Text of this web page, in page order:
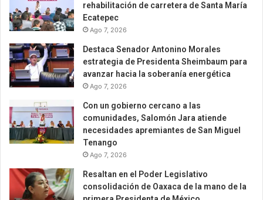
rehabilitación de carretera de Santa María
Ecatepec
Ago 7, 2026
Destaca Senador Antonino Morales
estrategia de Presidenta Sheimbaum para
avanzar hacia la soberanía energética
Ago 7, 2026
Con un gobierno cercano a las
comunidades, Salomón Jara atiende
necesidades apremiantes de San Miguel
Tenango
Ago 7, 2026
Resaltan en el Poder Legislativo
consolidación de Oaxaca de la mano de la